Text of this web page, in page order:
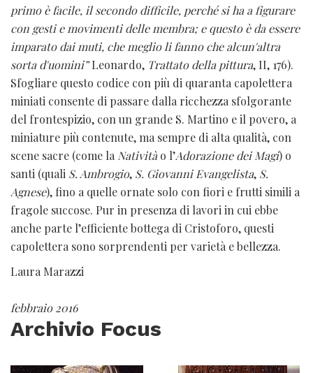
primo è facile, il secondo difficile, perché si ha a figurare
con gesti e movimenti delle membra; e questo è da essere
imparato dai muti, che meglio li fanno che alcun'altra
sorta d'uomini”Leonardo, Trattato della pittura, II, 176).
Sfogliare questo codice con più di quaranta capolettera
miniati consente di passare dalla ricchezza sfolgorante
del frontespizio, con un grande S. Martino e il povero, a
miniature più contenute, ma sempre di alta qualità, con
scene sacre (come la Natività o l’Adorazione dei Magi) o
santi (quali S. Ambrogio, S. Giovanni Evangelista, S.
Agnese), fino a quelle ornate solo con fiori e frutti simili a
fragole succose. Pur in presenza di lavori in cui ebbe
anche parte l’efficiente bottega di Cristoforo, questi
capolettera sono sorprendenti per varietà e bellezza.
Laura Marazzi
febbraio 2016
Archivio Focus